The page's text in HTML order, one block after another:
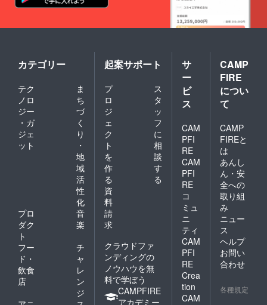
ており
菜類は
リター
ン品に
は含ま
れませ
ん。 閉
す。 ※
賞味期
限はお
約６か
月間ご
ざいま
す。
（冷凍
保存の
場合）
開封後
なるべ
くお早
めにお
召し上
がりく
ださ
い。 ※
本文画
像内に
使用し
ており
ます小
物・野
菜類は
リター
は含ま
カテゴリー
テク
ノロ
ジー
・ガ
ジェ
ット
ま
ち
づ
く
り
・
地
域
活
性
化
プロ
ダク
ト
音
楽
フー
ド・
飲食
店
チ
ャ
レ
ン
ジ
起案サポート
プ
ロ
ジ
ェ
ク
ト
を
作
る
ス
タ
ッ
フ
に
相
談
す
る
資
料
請
求
クラウドファ
ンディングの
ノウハウを無
料で学ぼう
CAMPFIRE
アカデミー
サ
ー
ビ
ス
CAM
PFI
RE
CAM
PFI
RE
コ
ミュ
ニ
ティ
CAM
PFI
RE
Crea
tion
CAM
CAMP
FIRE
につい
て
CAMP
FIREと
は
あんし
ん・安
全への
取り組
み
ニュー
ス
ヘルプ
お問い
合わせ
各種規定